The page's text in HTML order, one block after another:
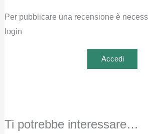
Per pubblicare una recensione è
login
Accedi
Ti potrebbe interessare…